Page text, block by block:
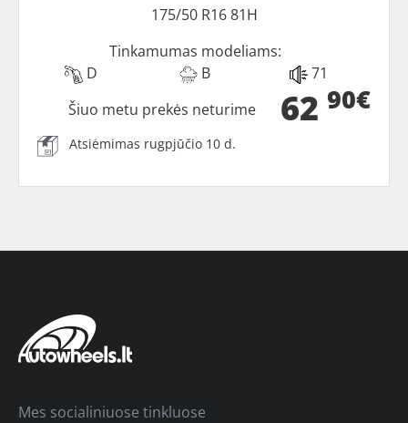
175/50 R16 81H
Tinkamumas modeliams:
D
B 71
62 90€
Šiuo metu prekės neturime
Atsiėmimas rugpjūčio 10 d.
Mes socialiniuose tinkluose